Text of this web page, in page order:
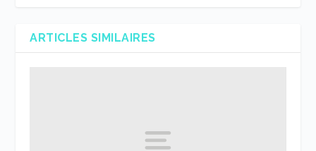
ARTICLES SIMILAIRES